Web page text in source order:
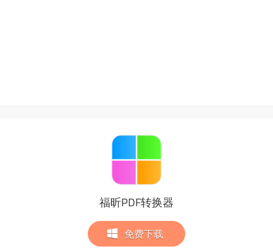
福昕PDF转换器
免费下载